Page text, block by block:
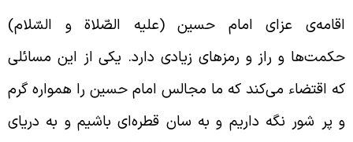
عزای امام حسین (علیه الصّلاة و السّلام)
و راز و رمزهای زیادی دارد. یکی از این مسائلی
اقتضاء می‌کند که ما مجالس امام حسین را همواره گرم
پر شور نگه داریم و به سان قطره‌ای باشیم و به دریای